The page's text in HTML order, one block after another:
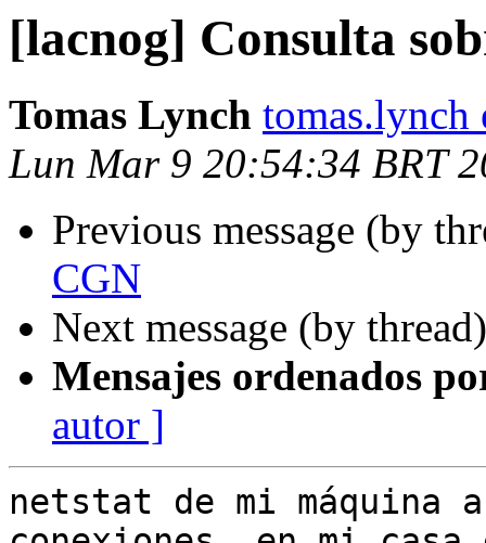
[lacnog] Consulta
Tomas Lynch tomas.lynch
Lun Mar 9 20:54:34 BRT
Previous message (by
CGN
Next message (by
Mensajes ordenados
autor ]
netstat de mi máquina